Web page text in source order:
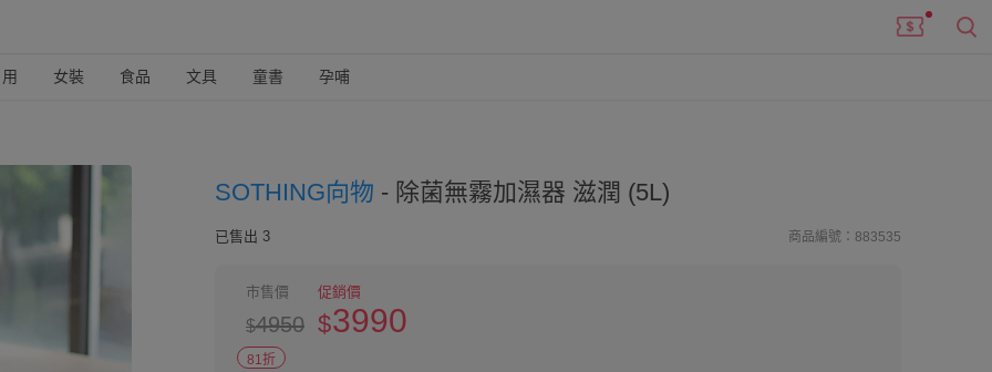
女裝 食品 文具 童書 孕哺
SOTHING向物 - 除菌無霧加濕器 滋潤 (5L)
已售出 3 商品編號：883535
市售價
$4950
促銷價
$3990
81折